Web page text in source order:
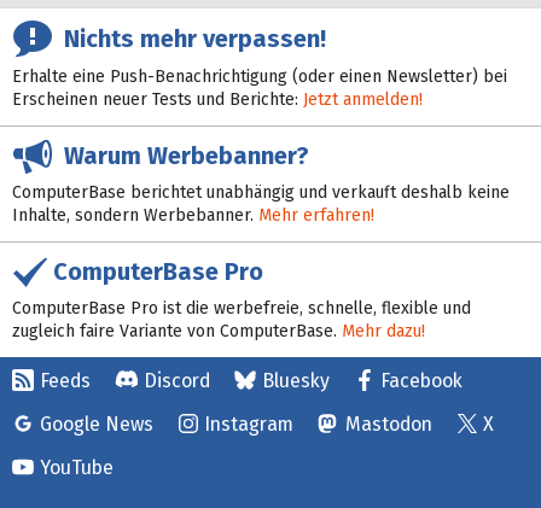
Nichts mehr verpassen!
Erhalte eine Push-Benachrichtigung (oder einen Newsletter) bei
Erscheinen neuer Tests und Berichte: Jetzt anmelden!
Warum Werbebanner?
ComputerBase berichtet unabhängig und verkauft deshalb keine
Inhalte, sondern Werbebanner. Mehr erfahren!
ComputerBase Pro
ComputerBase Pro ist die werbefreie, schnelle, flexible und
zugleich faire Variante von ComputerBase. Mehr dazu!
Feeds Discord Bluesky
Facebook
Google News
Instagram Mastodon
X
YouTube